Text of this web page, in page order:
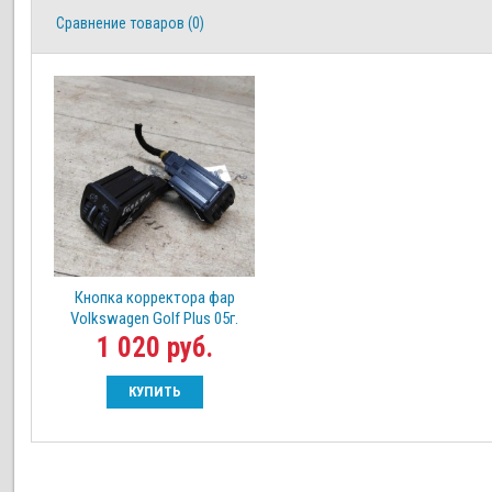
Сравнение товаров (0)
Кнопка корректора фар
Volkswagen Golf Plus 05г.
1 020 руб.
КУПИТЬ